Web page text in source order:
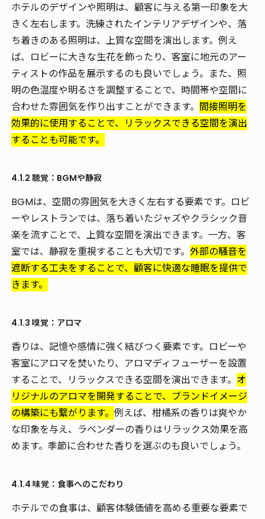
ホテルのデザインや照明は、顧客に与える第一印象を大
きく左右します。洗練されたインテリアデザインや、落
ち着きのある照明は、上質な空間を演出します。例え
ば、ロビーに大きな生花を飾ったり、客室に地元のアー
ティストの作品を展示するのも良いでしょう。また、照
明の色温度や明るさを調整することで、時間帯や空間に
合わせた雰囲気を作り出すことができます。 間接照明を
効果的に使用することで、リラックスできる空間を演出
することも可能です。
4.1.2 聴覚：BGMや静寂
BGMは、空間の雰囲気を大きく左右する要素です。ロビ
ーやレストランでは、落ち着いたジャズやクラシック音
楽を流すことで、上質な空間を演出できます。一方、客
室では、静寂を重視することも大切です。 外部の騒音を
遮断する工夫をすることで、顧客に快適な睡眠を提供で
きます。
4.1.3 嗅覚：アロマ
香りは、記憶や感情に強く結びつく要素です。ロビーや
客室にアロマを焚いたり、アロマディフューザーを設置
することで、リラックスできる空間を演出できます。 オ
リジナルのアロマを開発することで、ブランドイメージ
の構築にも繋がります。 例えば、柑橘系の香りは爽やか
な印象を与え、ラベンダーの香りはリラックス効果を高
めます。季節に合わせた香りを選ぶのも良いでしょう。
4.1.4 味覚：食事へのこだわり
ホテルでの食事は、顧客体験価値を高める重要な要素で